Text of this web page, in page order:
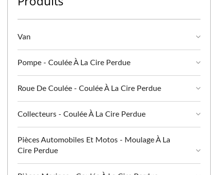
Van
Pompe - Coulée À La Cire Perdue
Roue De Coulée - Coulée À La Cire Perdue
Collecteurs - Coulée À La Cire Perdue
Pièces Automobiles Et Motos - Moulage À La
Cire Perdue